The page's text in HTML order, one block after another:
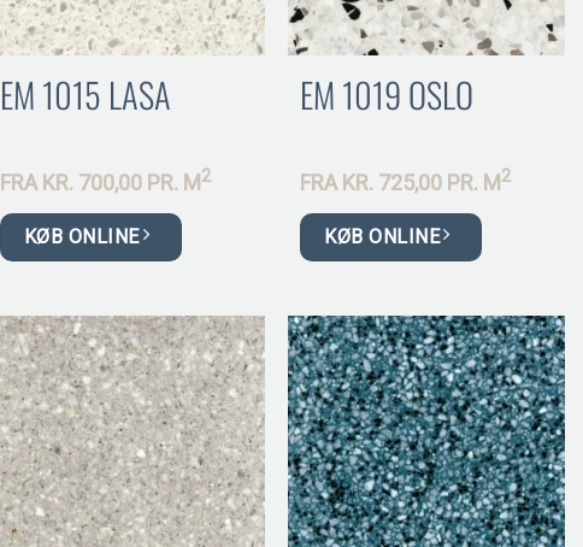
EM 1015 LASA
FRA KR. 700,00 PR. M2
KØB ONLINE
EM 1019 OSLO
FRA KR. 725,00 PR. M2
KØB ONLINE